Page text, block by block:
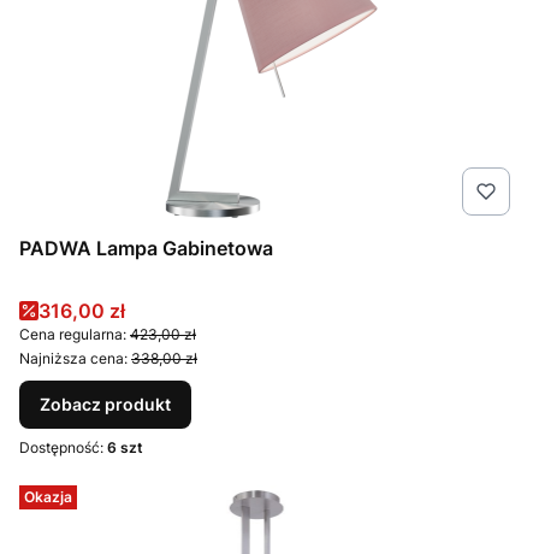
PADWA Lampa Gabinetowa
Cena promocyjna
316,00 zł
Cena regularna: 423,00 zł
Najniższa cena: 338,00 zł
Zobacz produkt
Dostępność: 6 szt
Okazja